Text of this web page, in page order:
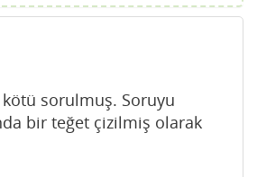
sorulmuş. Soruyu
bir teğet çizilmiş olarak